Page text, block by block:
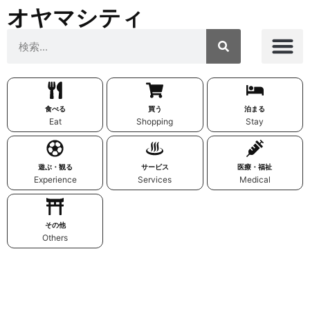
オヤマシティ
食べる
Eat
買う
Shopping
泊まる
Stay
遊ぶ・観る
Experience
サービス
Services
医療・福祉
Medical
その他
Others